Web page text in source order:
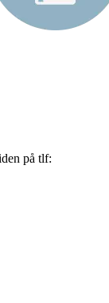
på tlf: